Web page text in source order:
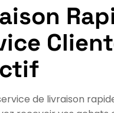
de livraison